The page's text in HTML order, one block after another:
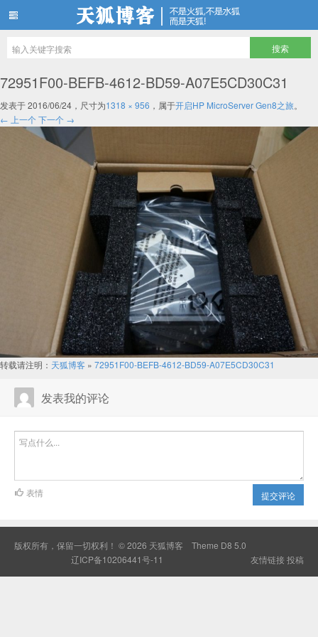
天狐博客
72951F00-BEFB-4612-BD59-A07E5CD30C31
发表于2016/06/24 ，尺寸为1318 × 956 ，属于开启HP MicroServer Gen8之旅。
← 上一个 下一个 →
转载请注明： 天狐博客 » 72951F00-BEFB-4612-BD59-A07E5CD30C31
发表我的评论
提交评论
表情
版权所有，保留一切权利！ © 2026 天狐博客 Theme D8 5.0
辽ICP备10206441号-11
友情链接投稿